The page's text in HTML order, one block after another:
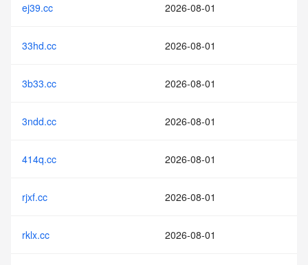
ej39.cc 2026-08-01
33hd.cc 2026-08-01
3b33.cc 2026-08-01
3ndd.cc 2026-08-01
414q.cc 2026-08-01
rjxf.cc 2026-08-01
rklx.cc 2026-08-01